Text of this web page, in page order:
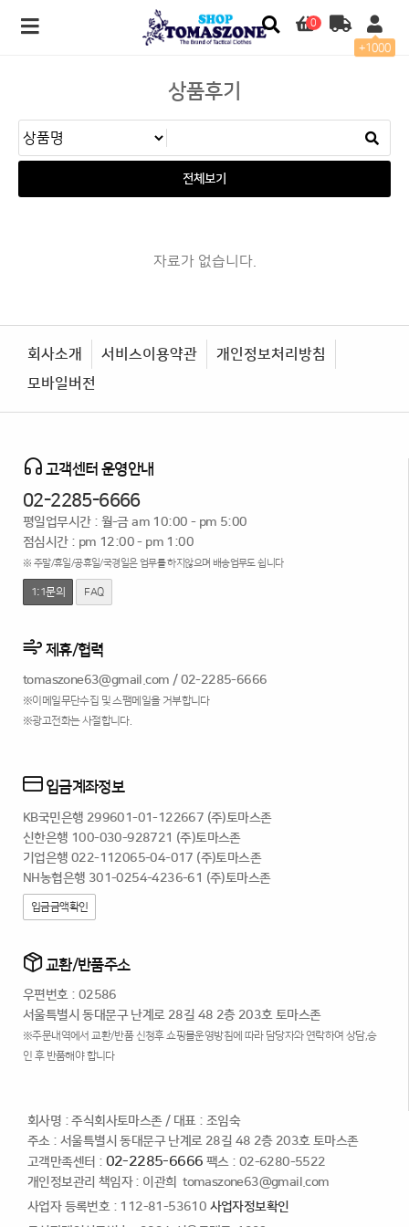
0
+1000
상품후기
전체보기
자료가 없습니다.
회사소개 서비스이용약관
개인정보처리방침
모바일버전
고객센터 운영안내
02-2285-6666
평일업무시간 : 월-금 am 10:00 - pm 5:00
점심시간 : pm 12:00 - pm 1:00
※ 주말/휴일/공휴일/국경일은 업무를 하지않으며 배송업무도 쉽니다
1:1문의 FAQ
제휴/협력
tomaszone63@gmail.com /02-2285-6666
※이메일무단수집 및 스팸메일을 거부합니다
※광고전화는 사절합니다.
입금계좌정보
KB국민은행 299601-01-122667 (주)토마스존
신한은행 100-030-928721 (주)토마스존
기업은행 022-112065-04-017 (주)토마스존
NH농협은행 301-0254-4236-61 (주)토마스존
입금금액확인
교환/반품주소
우편번호 : 02586
서울특별시 동대문구 난계로 28길 48 2층 203호 토마스존
※주문내역에서 교환/반품 신청후 쇼핑몰운영방침에 따라 담당자와 연락하여 상담,승
인 후 반품해야 합니다
회사명 : 주식회사토마스존/ 대표 : 조임숙
주소 : 서울특별시 동대문구 난계로 28길 48 2층 203호 토마스존
고객만족센터 : 02-2285-6666 팩스 : 02-6280-5522
개인정보관리 책임자 : 이관희 tomaszone63@gmail.com
사업자 등록번호 : 112-81-53610 사업자정보확인